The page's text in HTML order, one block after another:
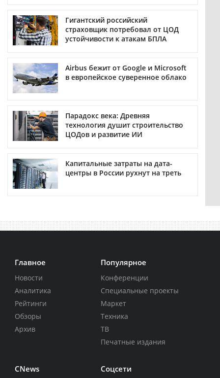
Гигантский российский
страховщик потребовал от ЦОД
устойчивости к атакам БПЛА
Airbus бежит от Google и Microsoft
в европейское суверенное облако
Парадокс века: Древняя
технология душит строительство
ЦОДов и развитие ИИ
Капитальные затраты на дата-
центры в России рухнут на треть
Главное
Новости
Аналитика
Рейтинги
Обзоры
Архив
Популярное
Конференции
Специальные проекты
Маркет
Техника
ТВ
Печатные издания
CNews Соцсети